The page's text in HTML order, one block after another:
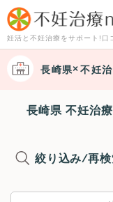
妊活と不妊治療をサポート!口
長崎県 不妊
長崎県 不妊治
絞り込み/再検